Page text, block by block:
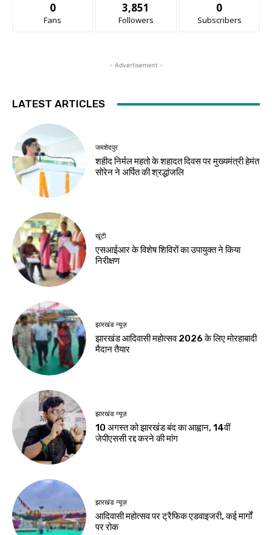
0
Fans
3,851
Followers
0
Subscribers
- Advertisement -
LATEST ARTICLES
जमशेदपुर
शहीद निर्मल महतो के शहादत दिवस पर मुख्यमंत्री हेमंत
सोरेन ने अर्पित की श्रद्धांजलि
खूंटी
एसआईआर के विशेष शिविरों का उपायुक्त ने किया
निरीक्षण
झारखंड न्यूज़
झारखंड आदिवासी महोत्सव 2026 के लिए मोरहाबादी
मैदान तैयार
झारखंड न्यूज़
10 अगस्त को झारखंड बंद का आह्वान, 14वीं
जेपीएससी रद्द करने की मांग
झारखंड न्यूज़
आदिवासी महोत्सव पर ट्रैफिक एडवाइजरी, कई मार्गों
पर रोक